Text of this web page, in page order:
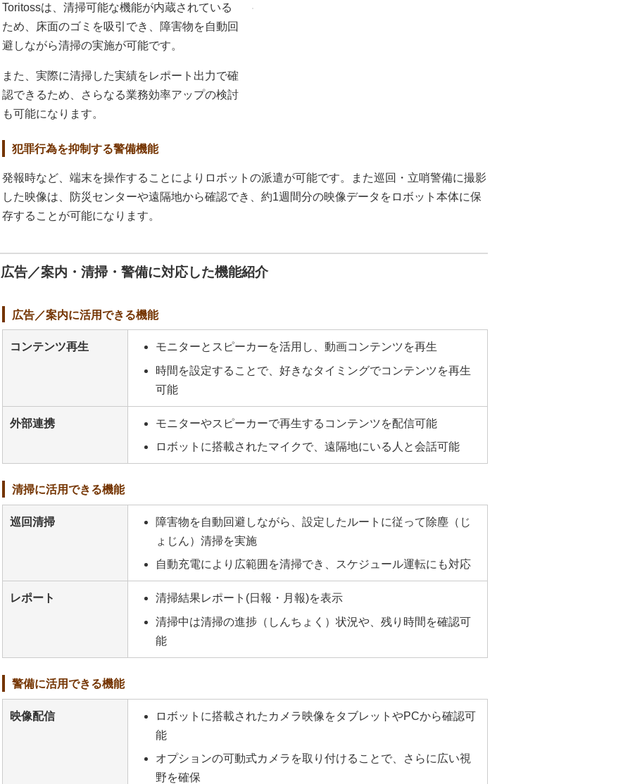
Toritossは、清掃可能な機能が内蔵されている
ため、床面のゴミを吸引でき、障害物を自動回
避しながら清掃の実施が可能です。
また、実際に清掃した実績をレポート出力で確
認できるため、さらなる業務効率アップの検討
も可能になります。
犯罪行為を抑制する警備機能
発報時など、端末を操作することによりロボットの派遣が可能です。また巡回・立哨警備に撮影
した映像は、防災センターや遠隔地から確認でき、約1週間分の映像データをロボット本体に保
存することが可能になります。
広告／案内・清掃・警備に対応した機能紹介
広告／案内に活用できる機能
コンテンツ再生
モニターとスピーカーを活用し、動画コンテンツを再生
時間を設定することで、好きなタイミングでコンテンツを再生
可能
外部連携
モニターやスピーカーで再生するコンテンツを配信可能
ロボットに搭載されたマイクで、遠隔地にいる人と会話可能
清掃に活用できる機能
巡回清掃
障害物を自動回避しながら、設定したルートに従って除塵（じ
ょじん）清掃を実施
自動充電により広範囲を清掃でき、スケジュール運転にも対応
レポート
清掃結果レポート(日報・月報)を表示
清掃中は清掃の進捗（しんちょく）状況や、残り時間を確認可
能
警備に活用できる機能
映像配信
ロボットに搭載されたカメラ映像をタブレットやPCから確認可
能
オプションの可動式カメラを取り付けることで、さらに広い視
野を確保